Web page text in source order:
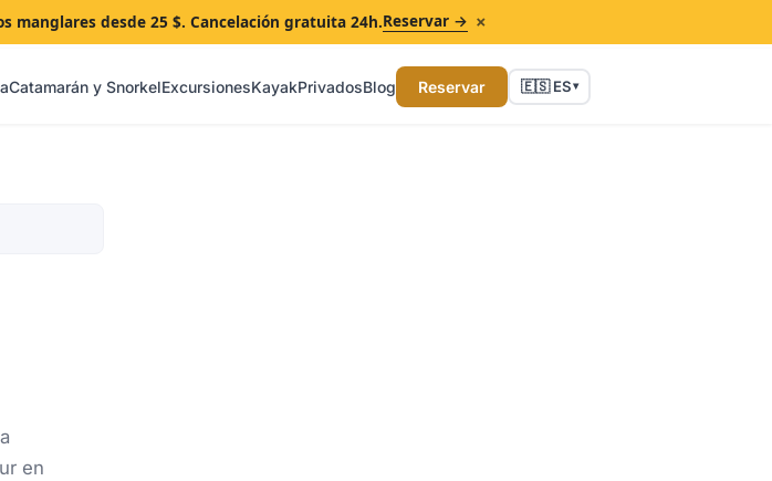
manglares desde 25 $. Cancelación gratuita 24h.Reservar → ×
Catamarán y SnorkelExcursionesKayakPrivadosBlog Reservar 🇪🇸 ES▾
en